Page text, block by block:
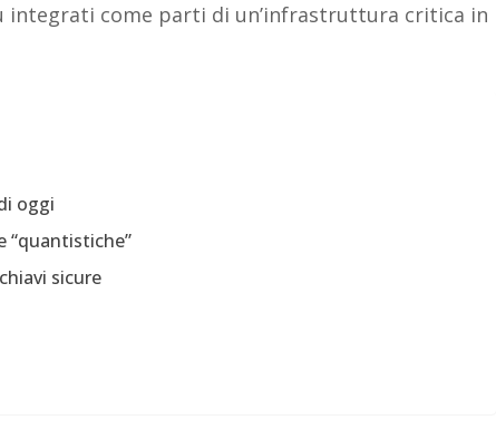
integrati come parti di un’infrastruttura critica in
oggi
“quantistiche”
sicure